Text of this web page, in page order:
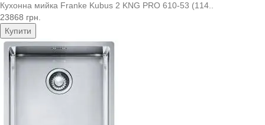
Кухонна мийка Franke Kubus 2 KNG PRO 610-53 (114..
23868 грн.
Купити